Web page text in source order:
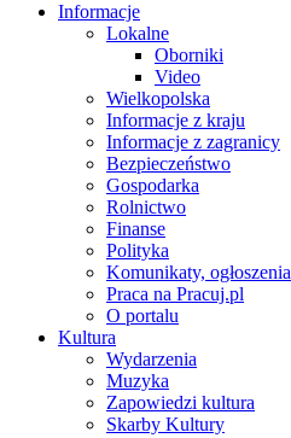
Informacje
Lokalne
Oborniki
Video
Wielkopolska
Informacje z kraju
Informacje z zagranicy
Bezpieczeństwo
Gospodarka
Rolnictwo
Finanse
Polityka
Komunikaty, ogłoszenia
Praca na Pracuj.pl
O portalu
Kultura
Wydarzenia
Muzyka
Zapowiedzi kultura
Skarby Kultury